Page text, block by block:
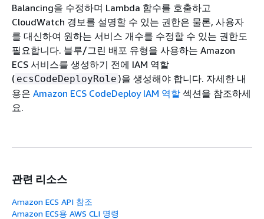
Balancing을 수정하며 Lambda 함수를 호출하고
CloudWatch 경보를 설명할 수 있는 권한은 물론, 사용자
를 대신하여 원하는 서비스 개수를 수정할 수 있는 권한도
필요합니다. 블루/그린 배포 유형을 사용하는 Amazon
ECS 서비스를 생성하기 전에 IAM 역할
( ecsCodeDeployRole )을 생성해야 합니다. 자세한 내
용은 Amazon ECS CodeDeploy IAM 역할 섹션을 참조하세
요.
관련 리소스
Amazon ECS API 참조
Amazon ECS용 AWS CLI 명령